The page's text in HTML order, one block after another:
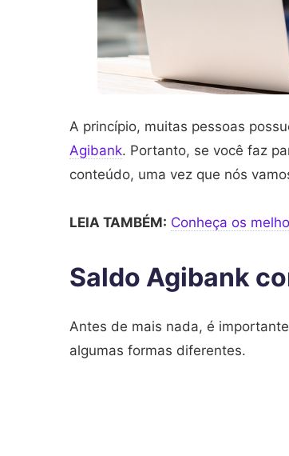
A princípio, muitas pessoas
Agibank. Portanto, se você faz
conteúdo, uma vez que nós
LEIA TAMBÉM: Conheça os
Saldo Agibank
Antes de mais nada, é
algumas formas diferentes.